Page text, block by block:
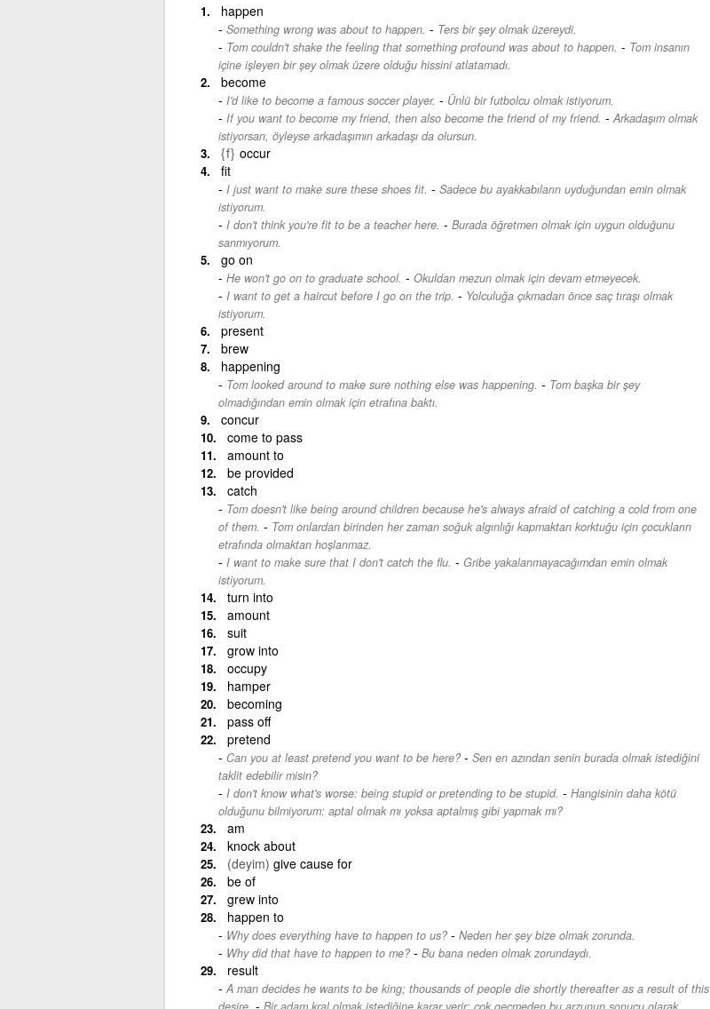
happen
Something wrong was about to happen. - Ters bir şey olmak üzereydi.
Tom couldn't shake the feeling that something profound was about to happen. - Tom insanın
içine işleyen bir şey olmak üzere olduğu hissini atlatamadı.
become
I'd like to become a famous soccer player. - Ünlü bir futbolcu olmak istiyorum.
If you want to become my friend, then also become the friend of my friend. - Arkadaşım olmak
istiyorsan, öyleyse arkadaşımın arkadaşı da olursun.
{f} occur
fit
I just want to make sure these shoes fit. - Sadece bu ayakkabıların uyduğundan emin olmak
istiyorum.
I don't think you're fit to be a teacher here. - Burada öğretmen olmak için uygun olduğunu
sanmıyorum.
go on
He won't go on to graduate school. - Okuldan mezun olmak için devam etmeyecek.
I want to get a haircut before I go on the trip. - Yolculuğa çıkmadan önce saç tıraşı olmak
istiyorum.
present
brew
happening
Tom looked around to make sure nothing else was happening. - Tom başka bir şey
olmadığından emin olmak için etrafına baktı.
concur
come to pass
amount to
be provided
catch
Tom doesn't like being around children because he's always afraid of catching a cold from one
of them. - Tom onlardan birinden her zaman soğuk algınlığı kapmaktan korktuğu için çocukların
etrafında olmaktan hoşlanmaz.
I want to make sure that I don't catch the flu. - Gribe yakalanmayacağımdan emin olmak
istiyorum.
turn into
amount
suit
grow into
occupy
hamper
becoming
pass off
pretend
Can you at least pretend you want to be here?- Sen en azından senin burada olmak istediğini
taklit edebilir misin?
I don't know what's worse: being stupid or pretending to be stupid. - Hangisinin daha kötü
olduğunu bilmiyorum: aptal olmak mı yoksa aptalmış gibi yapmak mı?
am
knock about
(deyim) give cause for
be of
grew into
happen to
Why does everything have to happen to us?- Neden her şey bize olmak zorunda.
Why did that have to happen to me?- Bu bana neden olmak zorundaydı.
result
A man decides he wants to be king; thousands of people die shortly thereafter as a result of this
-